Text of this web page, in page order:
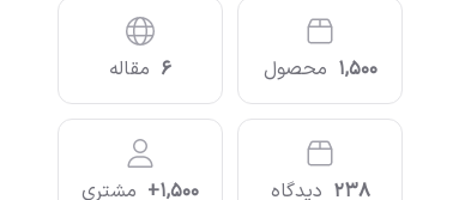
1,500 محصول 6 مقاله
238 دیدگاه 1,500+ مشتری